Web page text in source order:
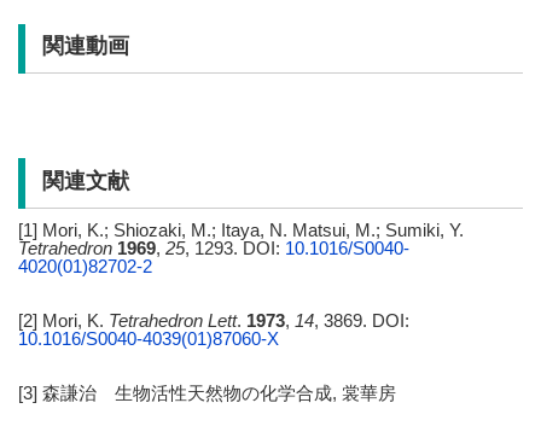
関連動画
関連文献
[1] Mori, K.; Shiozaki, M.; Itaya, N. Matsui, M.; Sumiki, Y.
Tetrahedron 1969, 25, 1293. DOI: 10.1016/S0040-
4020(01)82702-2
[2] Mori, K. Tetrahedron Lett. 1973, 14, 3869. DOI:
10.1016/S0040-4039(01)87060-X
[3] 森謙治 生物活性天然物の化学合成, 裳華房